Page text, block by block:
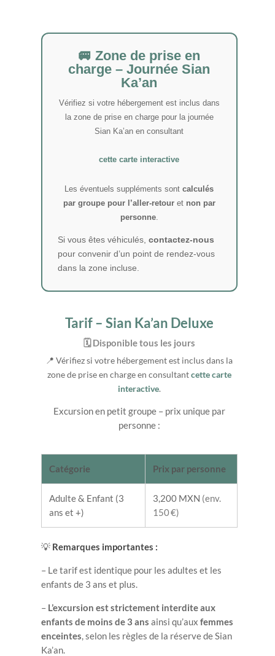
🚐 Zone de prise en
charge – Journée Sian
Ka’an
Vérifiez si votre hébergement est inclus dans
la zone de prise en charge pour la journée
Sian Ka’an en consultant
cette carte interactive
Les éventuels suppléments sontcalculés
par groupe pour l’aller-retouret non par
personne.
Si vous êtes véhiculés, contactez-nous
pour convenir d’un point de rendez-vous
dans la zone incluse.
Tarif – Sian Ka’an Deluxe
🗓️ Disponible tous les jours
📍 Vérifiez si votre hébergement est inclus dans la
zone de prise en charge en consultantcette carte
interactive.
Excursion en petit groupe – prix unique par
personne :
Catégorie Prix par personne
Adulte & Enfant (3
ans et +)
3,200 MXN (env.
150 €)
💡 Remarques importantes :
– Le tarif est identique pour les adultes et les
enfants de 3 ans et plus.
– L’excursion est strictement interdite aux
enfants de moins de 3 ans ainsi qu’aux femmes
enceintes, selon les règles de la réserve de Sian
Ka’an.